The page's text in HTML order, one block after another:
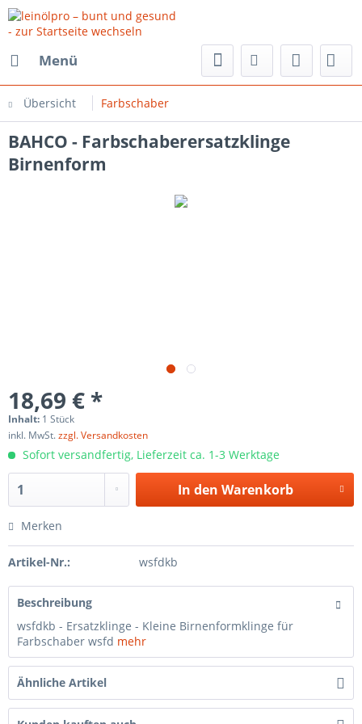
Menü
Übersicht Farbschaber
BAHCO - Farbschaberersatzklinge
Birnenform
18,69 € *
Inhalt: 1 Stück
inkl. MwSt.zzgl. Versandkosten
Sofort versandfertig, Lieferzeit ca. 1-3 Werktage
In den Warenkorb
Merken
Artikel-Nr.: wsfdkb
Beschreibung
wsfdkb - Ersatzklinge - Kleine Birnenformklinge für
Farbschaber wsfd mehr
Ähnliche Artikel